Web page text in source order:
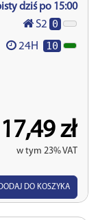
dziś po 15:00
S2 0
24H 10
17,49 zł
w tym 23% VAT
DODAJ DO KOSZYKA